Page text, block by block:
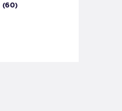
(60)